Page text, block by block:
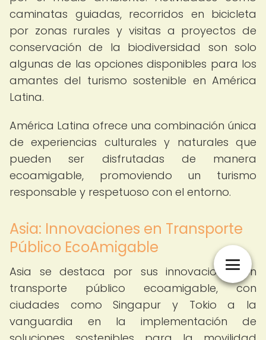
caminatas guiadas, recorridos en bicicleta
por zonas rurales y visitas a proyectos de
conservación de la biodiversidad son solo
algunas de las opciones disponibles para los
amantes del turismo sostenible en América
Latina.
América Latina ofrece una combinación única
de experiencias culturales y naturales que
pueden ser disfrutadas de manera
ecoamigable, promoviendo un turismo
responsable y respetuoso con el entorno.
Asia: Innovaciones en Transporte
Público EcoAmigable
Asia se destaca por sus innovaciones en
transporte público ecoamigable, con
ciudades como Singapur y Tokio a la
vanguardia en la implementación de